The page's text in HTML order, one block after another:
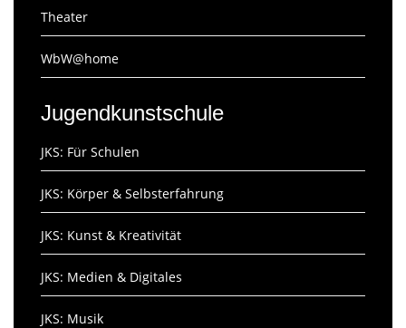
Theater
WbW@home
Jugendkunstschule
JKS: Für Schulen
JKS: Körper & Selbsterfahrung
JKS: Kunst & Kreativität
JKS: Medien & Digitales
JKS: Musik